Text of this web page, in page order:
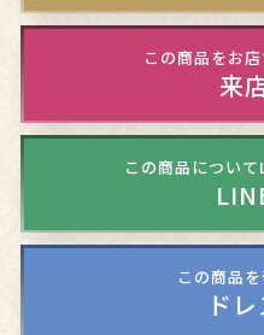
この商品をお
来
この商品につい
この商品
ド